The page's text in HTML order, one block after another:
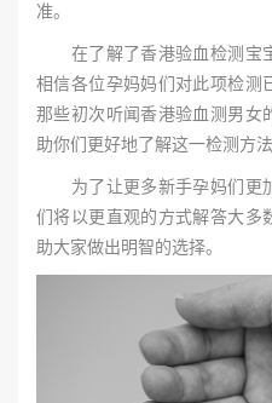
准。
在了解了香港验血检测宝宝
相信各位孕妈妈们对此项检测
那些初次听闻香港验血测男女
助你们更好地了解这一检测方
为了让更多新手孕妈们更
们将以更直观的方式解答大多
助大家做出明智的选择。